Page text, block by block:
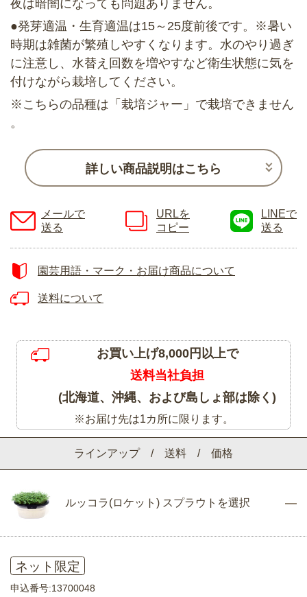
ラインアップ / 送料 / 価格
ルッコラ(ロケット) スプラウトを選択
ネット限定
申込番号:13700048
夜は暗闇になっても問題ありません。
●発芽適温・生育適温は15～25度前後です。※暑い
時期は雑菌が繁殖しやすくなります。水のやり過ぎ
に注意し、水替え回数を増やすなど衛生状態に気を
付けながら栽培してください。
※こちらの品種は「栽培ジャー」で栽培できません
。
詳しい商品説明はこちら
メールで
送る
URLを
コピー
LINEで
送る
園芸用語・マーク・お届け商品について
送料について
お買い上げ8,000円以上で
送料当社負担
(北海道、沖縄、および島しょ部は除く)
※お届け先は1カ所に限ります。